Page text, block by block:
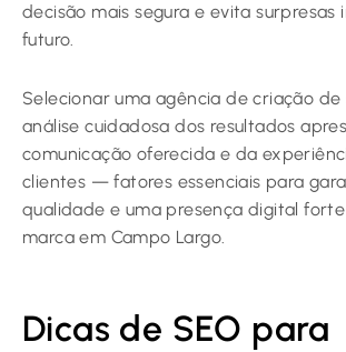
decisão mais segura e evita surpresas
futuro.
Selecionar uma agência de criação de
análise cuidadosa dos resultados
comunicação oferecida e da
clientes — fatores essenciais para
qualidade e uma presença digital
marca em Campo Largo.
Dicas de SEO para